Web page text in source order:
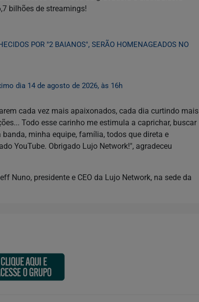
bilhões de streamings!
POR "2 BAIANOS", SERÃO HOMENAGEADOS NO
dia 14 de agosto de 2026, às 16h
cada vez mais apaixonados, cada dia curtindo mais
Todo esse carinho me estimula a caprichar, buscar
minha equipe, família, todos que direta e
YouTube. Obrigado Lujo Network!", agradeceu
Nuno, presidente e CEO da Lujo Network, na sede da